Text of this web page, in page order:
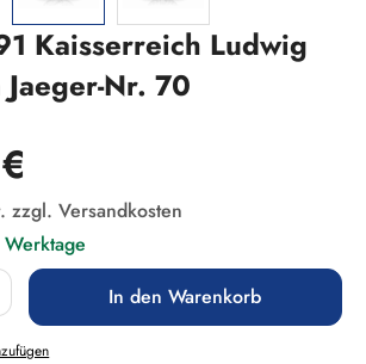
Kaisserreich Ludwig
Nr. 70
zzgl. Versandkosten
Gib den gewünschten Wert
In den Warenkorb